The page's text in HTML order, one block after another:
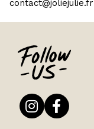
contact@joliejulie.fr